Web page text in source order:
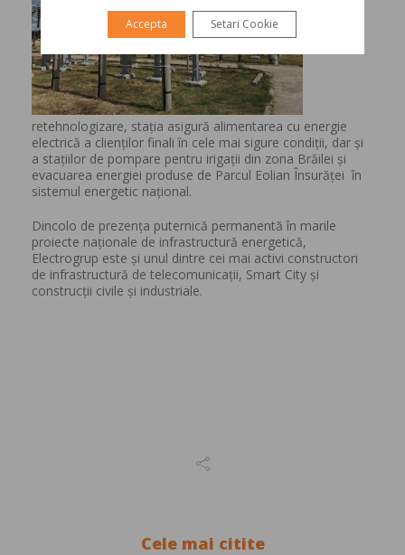
retehnologizare, stația asigură alimentarea cu energie
electrică a clienților finali în cele mai sigure condiții, dar și
a stațiilor de pompare pentru irigații din zona Brăilei și
evacuarea energiei produse de Parcul Eolian Însurăței în
sistemul energetic național.
Dincolo de prezența puternică permanentă în marile
proiecte naționale de infrastructură energetică,
Electrogrup este și unul dintre cei mai activi constructori
de infrastructură de telecomunicații, Smart City și
construcții civile și industriale.
Cele mai citite
Accepta Setari Cookie